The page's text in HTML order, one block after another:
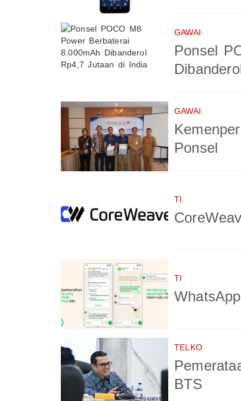
GAWAI
Ponsel
GAWAI
Ponsel
TI
TI
TELKO
BTS